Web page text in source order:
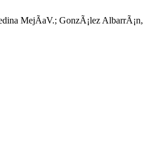
MejÃ­aV.; GonzÃ¡lez